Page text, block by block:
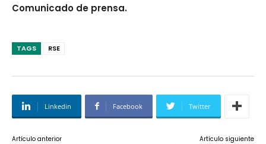
Comunicado de prensa.
TAGS RSE
Linkedin Facebook Twitter
Artículo anterior Artículo siguiente